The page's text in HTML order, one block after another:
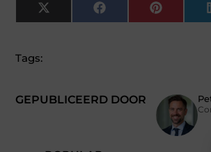
X
(Twitter)
FacebookPinterest
GEPUBLICEERD DOOR
Tags: